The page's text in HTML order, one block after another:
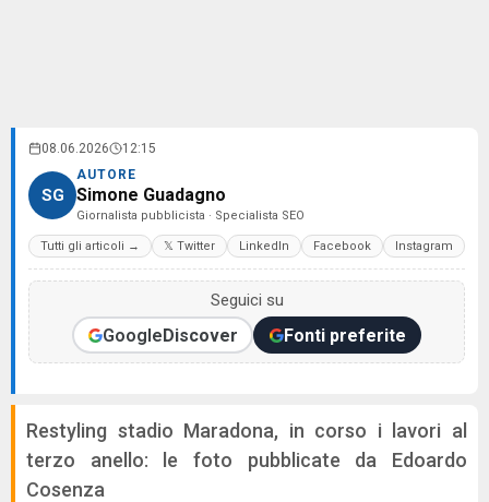
08.06.2026 12:15
SG
AUTORE
Simone Guadagno
Giornalista pubblicista · Specialista SEO
Tutti gli articoli → 𝕏 Twitter LinkedIn Facebook Instagram
Seguici su
GoogleDiscover Fonti preferite
Restyling stadio Maradona, in corso i lavori al
terzo anello: le foto pubblicate da Edoardo
Cosenza